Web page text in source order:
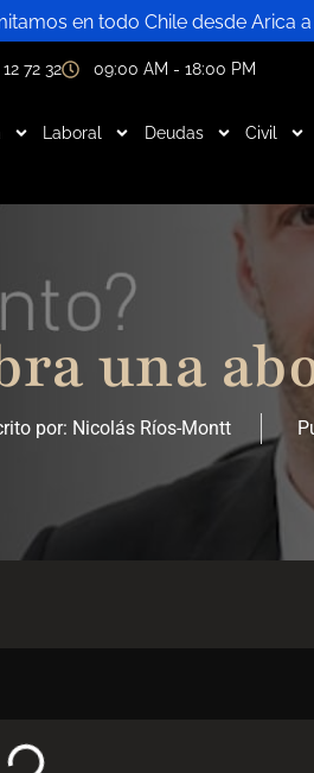
en todo Chile desde Arica
72 32 09:00 AM - 18:00 PM
Laboral Deudas Civil
una
por: Nicolás Ríos-Montt